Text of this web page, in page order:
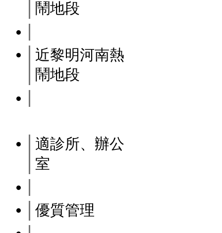
鬧地段
近黎明河南熱
鬧地段
適診所、辦公
室
優質管理